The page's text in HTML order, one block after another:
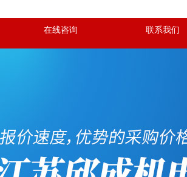
在线咨询 联系我们